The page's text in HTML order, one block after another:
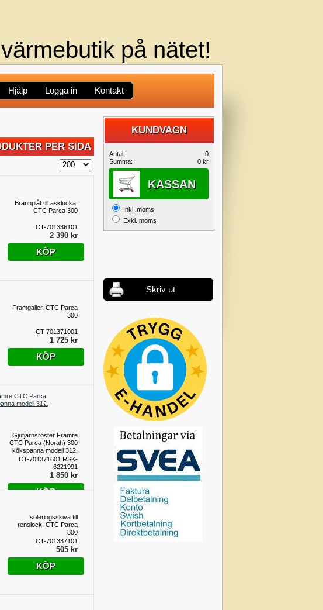
på nätet!
Hjälp Logga in Kontakt
KUNDVAGN
KUNDVAGN
Antal:
0
Summa:
0 kr
KASSAN
Inkl. moms
Exkl. moms
Skriv ut
PER SIDA
Brännplåt till asklucka,
CTC Parca 300
CT-701336101
2 390 kr
KÖP
Framgaller, CTC Parca
300
CT-701371001
1 725 kr
KÖP
Gjutjärnsroster Främre
CTC Parca (Norah) 300
kökspanna modell 312,
314, 318
CT-701371601 RSK-
6221991
1 850 kr
KÖP
Isoleringsskiva till
renslock, CTC Parca
300
CT-701337101
505 kr
KÖP